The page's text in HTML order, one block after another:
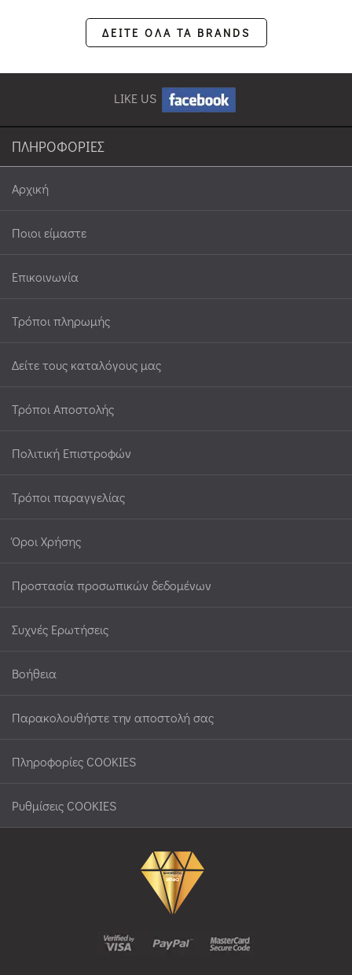
ΔΕΙΤΕ ΟΛΑ ΤΑ BRANDS
LIKE US
ΠΛΗΡΟΦΟΡΙΕΣ
Αρχική
Ποιοι είμαστε
Επικοινωνία
Τρόποι πληρωμής
Δείτε τους καταλόγους μας
Τρόποι Αποστολής
Πολιτική Επιστροφών
Τρόποι παραγγελίας
Όροι Χρήσης
Προστασία προσωπικών δεδομένων
Συχνές Ερωτήσεις
Βοήθεια
Παρακολουθήστε την αποστολή σας
Πληροφορίες COOKIES
Ρυθμίσεις COOKIES